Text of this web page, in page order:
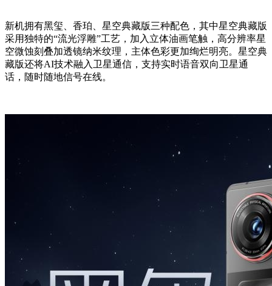
新机拥有黑玺、香珀、星空典藏版三种配色，其中星空典藏版
采用独特的“流光浮雕”工艺，加入立体油画笔触，高分辨率星
空微蚀刻叠加透镜纳米纹理，主体色彩更加绚烂明亮。星空典
藏版还将AI技术融入卫星通信，支持实时语音双向卫星通
话，随时随地信号在线。